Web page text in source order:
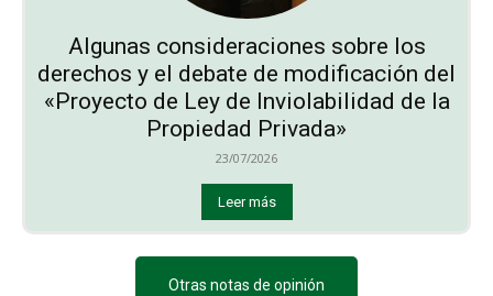
Algunas consideraciones sobre los
derechos y el debate de modificación del
«Proyecto de Ley de Inviolabilidad de la
Propiedad Privada»
23/07/2026
Leer más
Otras notas de opinión